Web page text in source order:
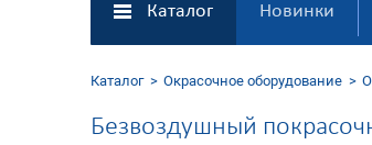
Каталог Новинки
Каталог Окрасочное оборудование
Безвоздушный